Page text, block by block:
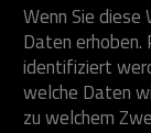
Wenn Sie
Daten erhoben.
identifiziert
welche Daten
zu welchem